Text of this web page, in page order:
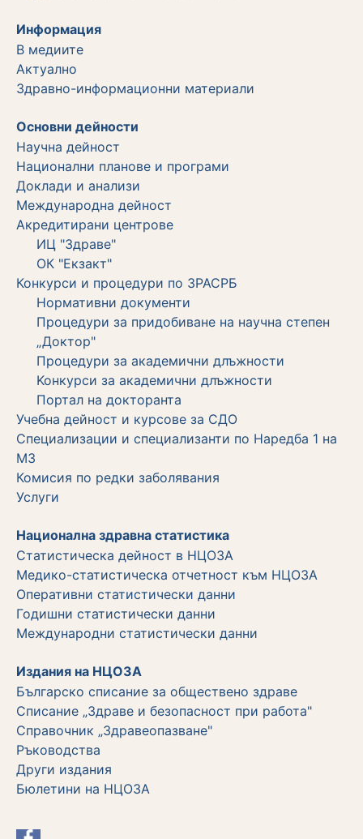
Информация
В медиите
Актуално
Здравно-информационни материали
Основни дейности
Научна дейност
Национални планове и програми
Доклади и анализи
Международна дейност
Акредитирани центрове
ИЦ "Здраве"
ОК "Екзакт"
Конкурси и процедури по ЗРАСРБ
Нормативни документи
Процедури за придобиване на научна степен
„Доктор"
Процедури за академични длъжности
Koнкурси за академични длъжности
Портал на докторанта
Учебна дейност и курсове за СДО
Специализации и специализанти по Наредба 1 на
МЗ
Комисия по редки заболявания
Услуги
Национална здравна статистика
Статистическа дейност в НЦОЗА
Медико-статистическа отчетност към НЦОЗА
Оперативни статистически данни
Годишни статистически данни
Международни статистически данни
Издания на НЦОЗА
Българско списание за обществено здраве
Списание „Здраве и безопасност при работа"
Справочник „Здравеопазване"
Ръководства
Други издания
Бюлетини на НЦОЗА